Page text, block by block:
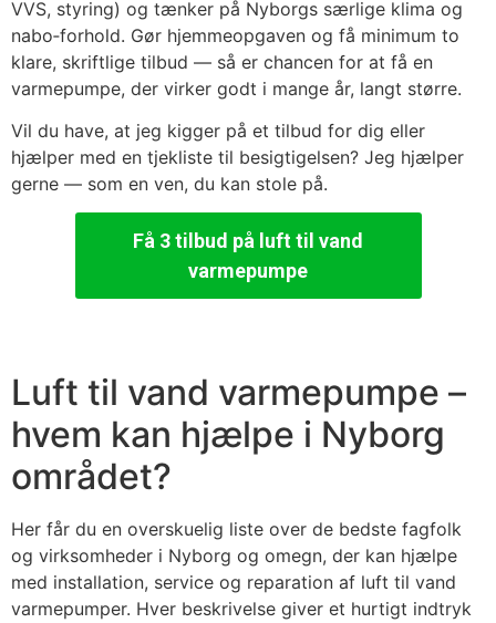
VVS, styring) og tænker på Nyborgs særlige klima og
nabo‑forhold. Gør hjemmeopgaven og få minimum to
klare, skriftlige tilbud — så er chancen for at få en
varmepumpe, der virker godt i mange år, langt større.
Vil du have, at jeg kigger på et tilbud for dig eller
hjælper med en tjekliste til besigtigelsen? Jeg hjælper
gerne — som en ven, du kan stole på.
Få 3 tilbud på luft til vand
varmepumpe
Luft til vand varmepumpe –
hvem kan hjælpe i Nyborg
området?
Her får du en overskuelig liste over de bedste fagfolk
og virksomheder i Nyborg og omegn, der kan hjælpe
med installation, service og reparation af luft til vand
varmepumper. Hver beskrivelse giver et hurtigt indtryk